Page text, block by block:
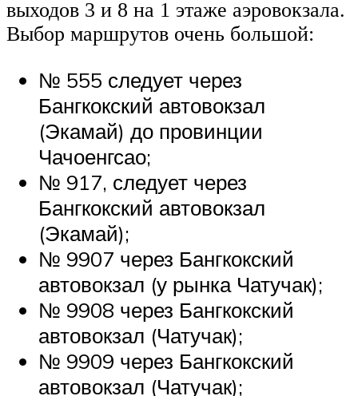
выходов 3 и 8 на 1 этаже аэровокзала.
Выбор маршрутов очень большой:
№ 555 следует через
Бангкокский автовокзал
(Экамай) до провинции
Чачоенгсао;
№ 917, следует через
Бангкокский автовокзал
(Экамай);
№ 9907 через Бангкокский
автовокзал (у рынка Чатучак);
№ 9908 через Бангкокский
автовокзал (Чатучак);
№ 9909 через Бангкокский
автовокзал (Чатучак);